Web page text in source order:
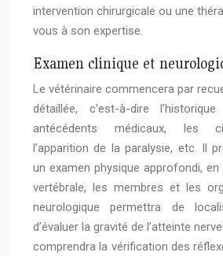
intervention chirurgicale ou une
vous à son expertise.
Examen clinique et
Le vétérinaire commencera par
détaillée, c’est-à-dire
antécédents médicaux, les
l’apparition de la paralysie, etc. Il
un examen physique approfondi,
vertébrale, les membres et les
neurologique permettra de
d’évaluer la gravité de l’atteinte
comprendra la vérification des